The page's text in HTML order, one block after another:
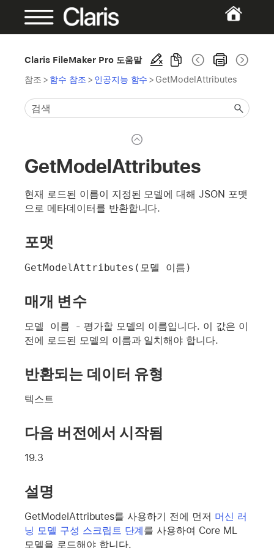
Claris FileMaker Pro 도움말
참조 > 함수 참조 > 인공지능 함수 > GetModelAttributes
GetModelAttributes
현재 로드된 이름이 지정된 모델에 대해 JSON 포맷
으로 메타데이터를 반환합니다.
포맷
GetModelAttributes(모델 이름)
매개 변수
모델 이름 - 평가할 모델의 이름입니다. 이 값은 이
전에 로드된 모델의 이름과 일치해야 합니다.
반환되는 데이터 유형
텍스트
다음 버전에서 시작됨
19.3
설명
GetModelAttributes를 사용하기 전에 먼저 머신 러
닝 모델 구성 스크립트 단계를 사용하여 Core ML
모델을 로드해야 합니다.